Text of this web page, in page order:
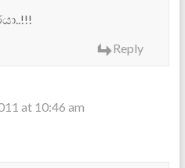
Reply
at 10:46 am